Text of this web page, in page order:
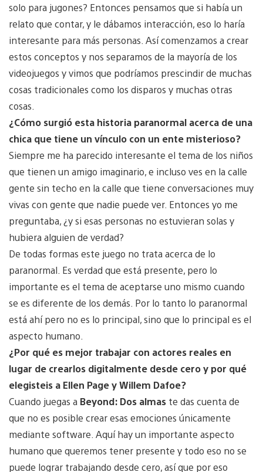
solo para jugones? Entonces pensamos que si había un
relato que contar, y le dábamos interacción, eso lo haría
interesante para más personas. Así comenzamos a crear
estos conceptos y nos separamos de la mayoría de los
videojuegos y vimos que podríamos prescindir de muchas
cosas tradicionales como los disparos y muchas otras
cosas.
¿Cómo surgió esta historia paranormal acerca de una
chica que tiene un vínculo con un ente misterioso?
Siempre me ha parecido interesante el tema de los niños
que tienen un amigo imaginario, e incluso ves en la calle
gente sin techo en la calle que tiene conversaciones muy
vivas con gente que nadie puede ver. Entonces yo me
preguntaba, ¿y si esas personas no estuvieran solas y
hubiera alguien de verdad?
De todas formas este juego no trata acerca de lo
paranormal. Es verdad que está presente, pero lo
importante es el tema de aceptarse uno mismo cuando
se es diferente de los demás. Por lo tanto lo paranormal
está ahí pero no es lo principal, sino que lo principal es el
aspecto humano.
¿Por qué es mejor trabajar con actores reales en
lugar de crearlos digitalmente desde cero y por qué
elegisteis a Ellen Page y Willem Dafoe?
Cuando juegas a Beyond: Dos almas te das cuenta de
que no es posible crear esas emociones únicamente
mediante software. Aquí hay un importante aspecto
humano que queremos tener presente y todo eso no se
puede lograr trabajando desde cero, así que por eso